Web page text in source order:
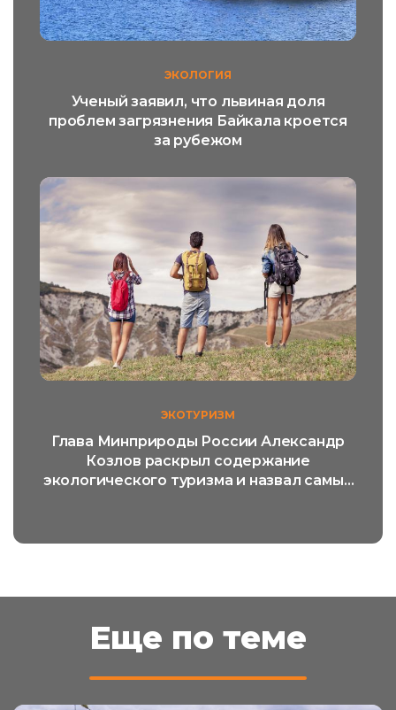
ЭКОЛОГИЯ
Ученый заявил, что львиная доля
проблем загрязнения Байкала кроется
за рубежом
ЭКОТУРИЗМ
Глава Минприроды России Александр
Козлов раскрыл содержание
экологического туризма и назвал самый
Еще по теме